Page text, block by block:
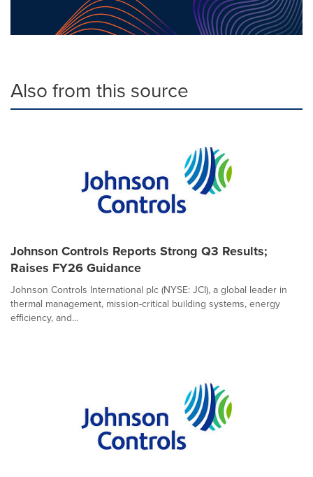
Also from this source
Johnson Controls Reports Strong Q3 Results;
Raises FY26 Guidance
Johnson Controls International plc (NYSE: JCI), a global leader in
thermal management, mission-critical building systems, energy
efficiency, and...